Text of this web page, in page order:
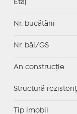
Etaj
Nr. bucătării
Nr. băi/GS
An construcție
Structură
Tip imobil